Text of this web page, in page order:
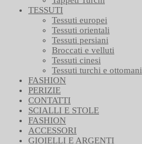
TESSUTI
Tessuti europei
Tessuti orientali
Tessuti persiani
Broccati e velluti
Tessuti cinesi
Tessuti turchi e ottomani
FASHION
PERIZIE
CONTATTI
SCIALLI E STOLE
FASHION
ACCESSORI
GIOIELLI E ARGENTI